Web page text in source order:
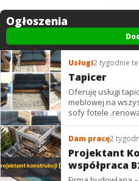
Ogłoszenia
Usługi2 tygodnie
Tapicer
Oferuję usługi
meblowej na
Dam pracę2
Projektant
współpraca